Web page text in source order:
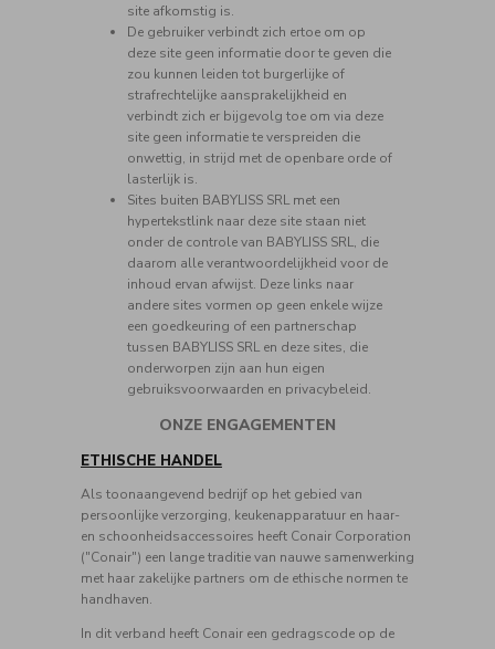
site afkomstig is.
De gebruiker verbindt zich ertoe om op
deze site geen informatie door te geven die
zou kunnen leiden tot burgerlijke of
strafrechtelijke aansprakelijkheid en
verbindt zich er bijgevolg toe om via deze
site geen informatie te verspreiden die
onwettig, in strijd met de openbare orde of
lasterlijk is.
Sites buiten BABYLISS SRL met een
hypertekstlink naar deze site staan niet
onder de controle van BABYLISS SRL, die
daarom alle verantwoordelijkheid voor de
inhoud ervan afwijst. Deze links naar
andere sites vormen op geen enkele wijze
een goedkeuring of een partnerschap
tussen BABYLISS SRL en deze sites, die
onderworpen zijn aan hun eigen
gebruiksvoorwaarden en privacybeleid.
ONZE ENGAGEMENTEN
ETHISCHE HANDEL
Als toonaangevend bedrijf op het gebied van
persoonlijke verzorging, keukenapparatuur en haar-
en schoonheidsaccessoires heeft Conair Corporation
("Conair") een lange traditie van nauwe samenwerking
met haar zakelijke partners om de ethische normen te
handhaven.
In dit verband heeft Conair een gedragscode op de